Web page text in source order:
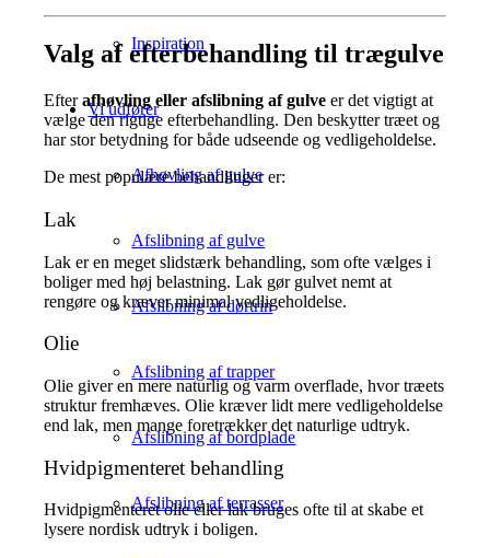
Inspiration
Vi udfører
Afhøvling af gulve
Afslibning af gulve
Afslibning af dørtrin
Afslibning af trapper
Afslibning af bordplade
Afslibning af terrasser
Valg af efterbehandling til trægulve
Efterafhøvling eller afslibning af gulve er det vigtigt at
vælge den rigtige efterbehandling. Den beskytter træet og
har stor betydning for både udseende og vedligeholdelse.
De mest populære behandlinger er:
Lak
Lak er en meget slidstærk behandling, som ofte vælges i
boliger med høj belastning. Lak gør gulvet nemt at
rengøre og kræver minimal vedligeholdelse.
Olie
Olie giver en mere naturlig og varm overflade, hvor træets
struktur fremhæves. Olie kræver lidt mere vedligeholdelse
end lak, men mange foretrækker det naturlige udtryk.
Hvidpigmenteret behandling
Hvidpigmenteret olie eller lak bruges ofte til at skabe et
lysere nordisk udtryk i boligen.